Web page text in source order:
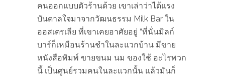
คนออกแบบตัวร้านด้วย เขาเล่าว่าได้แรง
บันดาลใจมาจากวัฒนธรรม Milk Bar ใน
ออสเตรเลีย ที่เขาเคยอาศัยอยู่ “ที่นั่นมิลก์
บาร์ก็เหมือนร้านชำในละแวกบ้าน มีขาย
หนังสือพิมพ์ ขายขนม นม ของใช้ อะไรพวก
นี้ เป็นศูนย์รวมคนในละแวกนั้น แล้วมันก็